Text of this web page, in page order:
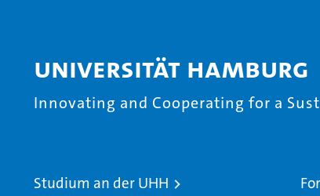
Universität Hamburg
Innovating and Cooperating for a
Studium an der UHH